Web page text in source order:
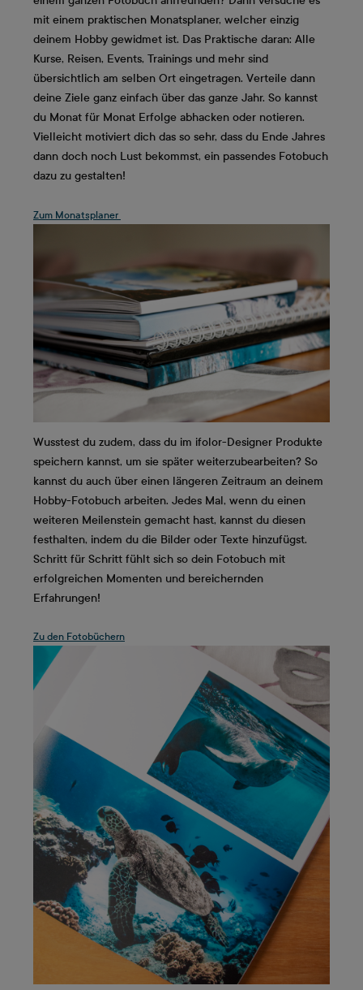
mit einem praktischen Monatsplaner, welcher einzig
deinem Hobby gewidmet ist. Das Praktische daran: Alle
Kurse, Reisen, Events, Trainings und mehr sind
übersichtlich am selben Ort eingetragen. Verteile dann
deine Ziele ganz einfach über das ganze Jahr. So kannst
du Monat für Monat Erfolge abhacken oder notieren.
Vielleicht motiviert dich das so sehr, dass du Ende Jahres
dann doch noch Lust bekommst, ein passendes Fotobuch
dazu zu gestalten!
Zum Monatsplaner
Wusstest du zudem, dass du im ifolor-Designer Produkte
speichern kannst, um sie später weiterzubearbeiten? So
kannst du auch über einen längeren Zeitraum an deinem
Hobby-Fotobuch arbeiten. Jedes Mal, wenn du einen
weiteren Meilenstein gemacht hast, kannst du diesen
festhalten, indem du die Bilder oder Texte hinzufügst.
Schritt für Schritt fühlt sich so dein Fotobuch mit
erfolgreichen Momenten und bereichernden
Erfahrungen!
Zu den Fotobüchern